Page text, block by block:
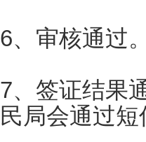
6、审核通过
7、签证结果
民局会通过